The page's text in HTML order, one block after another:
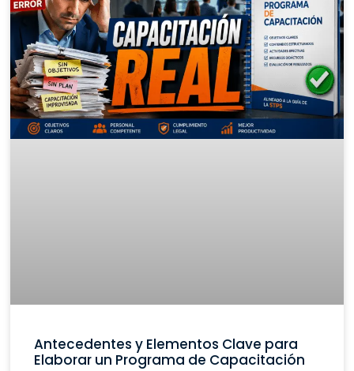
Antecedentes y Elementos Clave para
Elaborar un Programa de Capacitación